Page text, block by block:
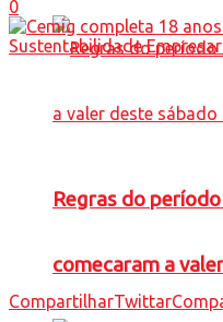
Regras do
comecaram a
0
CompartilharTwittar